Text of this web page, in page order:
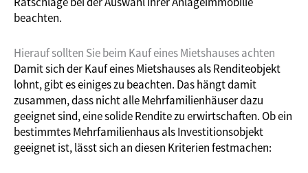
beachten.
Hierauf sollten Sie beim Kauf eines Mietshauses achten
Damit sich der Kauf eines Mietshauses als Renditeobjekt
lohnt, gibt es einiges zu beachten. Das hängt damit
zusammen, dass nicht alle Mehrfamilienhäuser dazu
geeignet sind, eine solide Rendite zu erwirtschaften. Ob ein
bestimmtes Mehrfamilienhaus als Investitionsobjekt
geeignet ist, lässt sich an diesen Kriterien festmachen: